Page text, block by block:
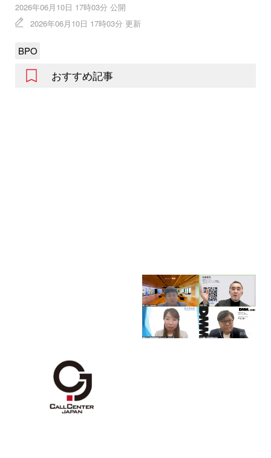
2026年06月10日 17時03分 公開
2026年06月10日 17時03分 更新
BPO
おすすめ記事